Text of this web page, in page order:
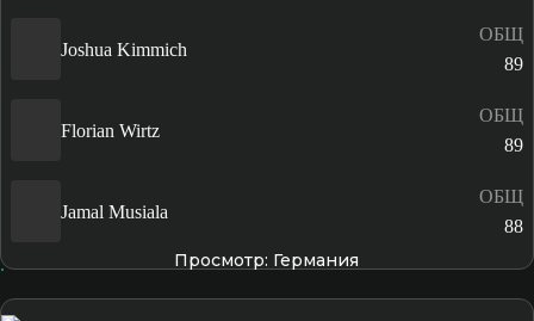
Joshua Kimmich
ОБЩ
89
Florian Wirtz
ОБЩ
89
Jamal Musiala
ОБЩ
88
Просмотр: Германия